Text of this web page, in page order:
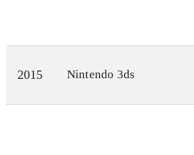
2015 Nintendo 3ds